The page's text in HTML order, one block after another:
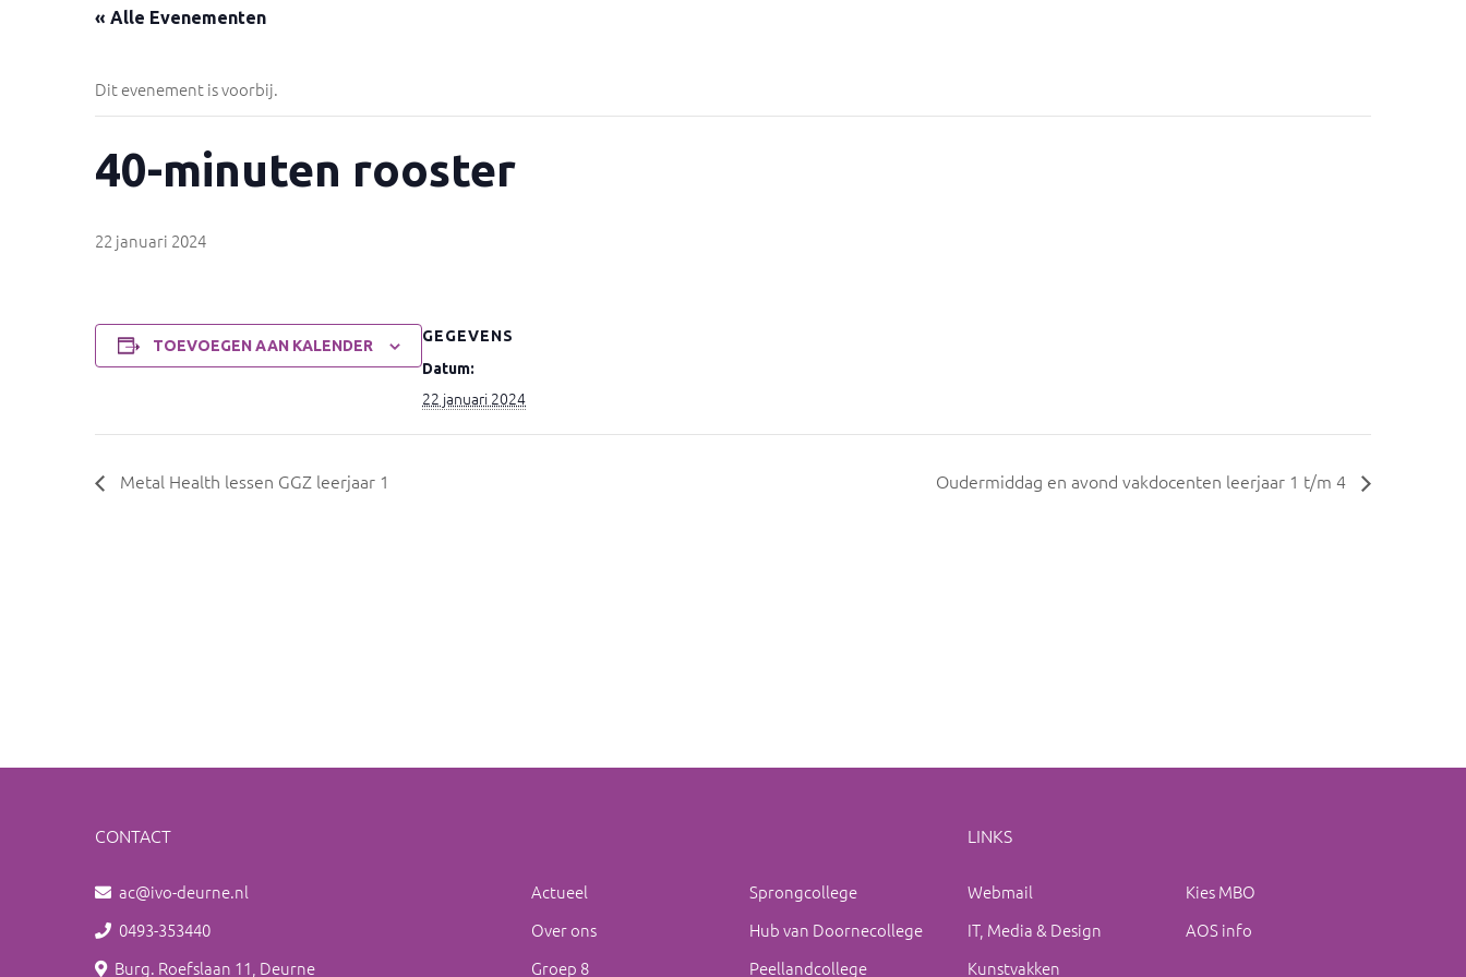
« Alle Evenementen
Dit evenement is voorbij.
40-minuten rooster
22 januari 2024
TOEVOEGEN AAN KALENDER
GEGEVENS
Datum:
22 januari 2024
Metal Health lessen GGZ leerjaar 1 Oudermiddag en avond vakdocenten leerjaar 1 t/m 4
CONTACT
ac@ivo-deurne.nl
0493-353440
Burg. Roefslaan 11, Deurne
Actueel
Over ons
Groep 8
Sprongcollege
Hub van Doornecollege
Peellandcollege
LINKS
Webmail
IT, Media & Design
Kunstvakken
Kies MBO
AOS info